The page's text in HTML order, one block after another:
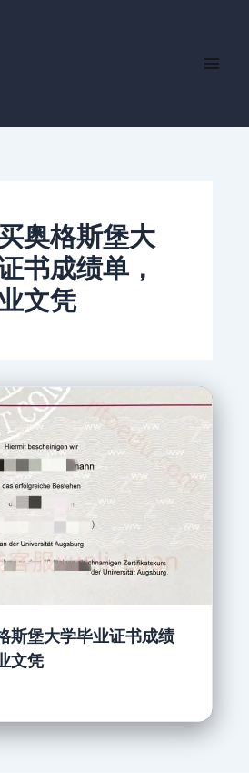
奥格斯堡大
书成绩单，
文凭
斯堡大学毕业证书成绩
文凭